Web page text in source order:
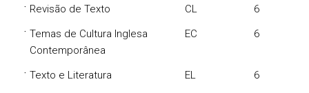
· Revisão de Texto CL 6
· Temas de Cultura Inglesa
Contemporânea
EC 6
· Texto e Literatura EL
6